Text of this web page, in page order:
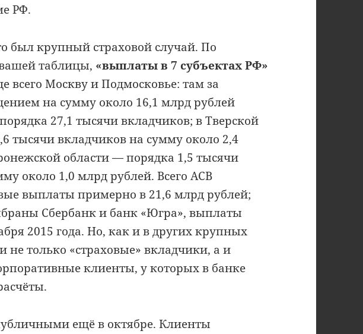
РФ.
был крупный страховой случай. По
таблицы, «выплаты в 7 субъектах РФ»
всего Москву и Подмосковье: там за
на сумму около 16,1 млрд рублей
27,1 тысячи вкладчиков; в Тверской
тысячи вкладчиков на сумму около 2,4
области — порядка 1,5 тысячи
около 1,0 млрд рублей. Всего АСВ
выплаты примерно в 21,6 млрд рублей;
Сбербанк и банк «Югра», выплаты
2015 года. Но, как и в других крупных
не только «страховые» вкладчики, а и
клиенты, у которых в банке
ещё в октябре. Клиенты